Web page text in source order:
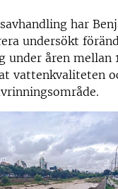
har
undersökt
under åren mellan
vattenkvaliteten